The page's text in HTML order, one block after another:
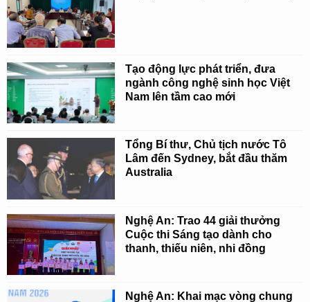
Tạo động lực phát triển, đưa
ngành công nghệ sinh học Việt
Nam lên tầm cao mới
Tổng Bí thư, Chủ tịch nước Tô
Lâm đến Sydney, bắt đầu thăm
Australia
Nghệ An: Trao 44 giải thưởng
Cuộc thi Sáng tạo dành cho
thanh, thiếu niên, nhi đồng
Nghệ An: Khai mạc vòng chung